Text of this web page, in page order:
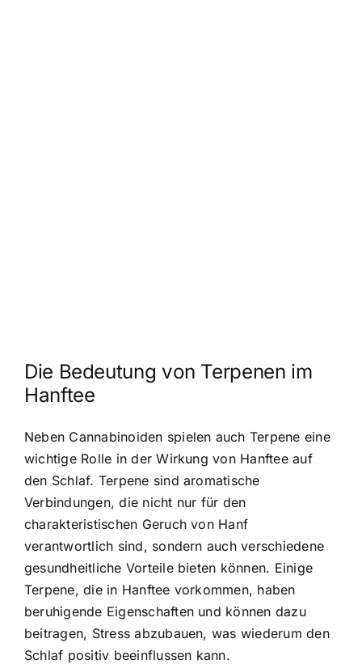
Die Bedeutung von Terpenen im
Hanftee
Neben Cannabinoiden spielen auch Terpene eine
wichtige Rolle in der Wirkung von Hanftee auf
den Schlaf. Terpene sind aromatische
Verbindungen, die nicht nur für den
charakteristischen Geruch von Hanf
verantwortlich sind, sondern auch verschiedene
gesundheitliche Vorteile bieten können. Einige
Terpene, die in Hanftee vorkommen, haben
beruhigende Eigenschaften und können dazu
beitragen, Stress abzubauen, was wiederum den
Schlaf positiv beeinflussen kann.